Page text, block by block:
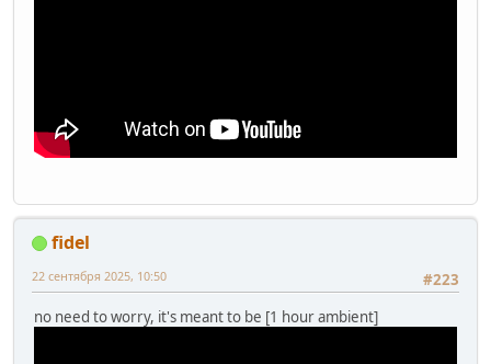
fidel
#223
22 сентября 2025, 10:50
no need to worry, it's meant to be [1 hour ambient]